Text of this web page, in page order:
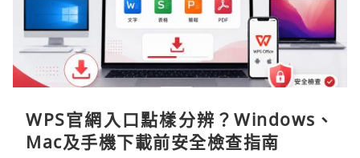
WPS官網入口點樣分辨？Windows、
Mac及手機下載前安全檢查指南